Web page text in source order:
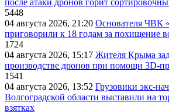
после атаки дронов горит
5448
04 августа 2026, 21:20 Основателя ЧВК
приговорили к 18 годам за похищение
1724
04 августа 2026, 15:17 Жителя Крыма
производстве дронов при помощи
1541
04 августа 2026, 13:52 Грузовики экс-
Волгоградской области выставили на
взятках